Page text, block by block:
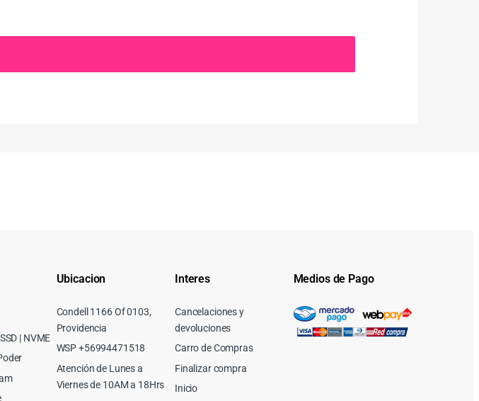
| NVME
Ubicacion
Condell 1166 Of 0103,
Providencia
WSP +56994471518
Atención de Lunes a
Viernes de 10AM a 18Hrs
Interes
Cancelaciones y
devoluciones
Carro de Compras
Finalizar compra
Inicio
Medios de Pago